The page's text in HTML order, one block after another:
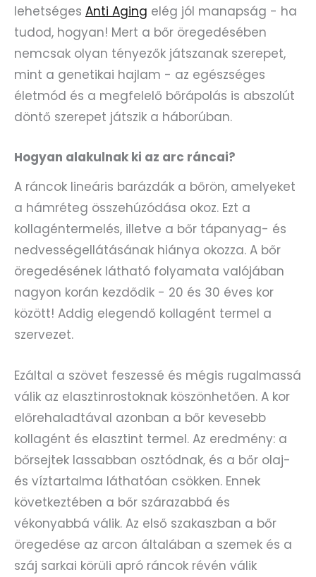
lehetséges Anti Aging elég jól manapság - ha
tudod, hogyan! Mert a bőr öregedésében
nemcsak olyan tényezők játszanak szerepet,
mint a genetikai hajlam - az egészséges
életmód és a megfelelő bőrápolás is abszolút
döntő szerepet játszik a háborúban.
Hogyan alakulnak ki az arc ráncai?
A ráncok lineáris barázdák a bőrön, amelyeket
a hámréteg összehúzódása okoz. Ezt a
kollagéntermelés, illetve a bőr tápanyag- és
nedvességellátásának hiánya okozza. A bőr
öregedésének látható folyamata valójában
nagyon korán kezdődik - 20 és 30 éves kor
között! Addig elegendő kollagént termel a
szervezet.
Ezáltal a szövet feszessé és mégis rugalmassá
válik az elasztinrostoknak köszönhetően. A kor
előrehaladtával azonban a bőr kevesebb
kollagént és elasztint termel. Az eredmény: a
bőrsejtek lassabban osztódnak, és a bőr olaj-
és víztartalma láthatóan csökken. Ennek
következtében a bőr szárazabbá és
vékonyabbá válik. Az első szakaszban a bőr
öregedése az arcon általában a szemek és a
száj sarkai körüli apró ráncok révén válik